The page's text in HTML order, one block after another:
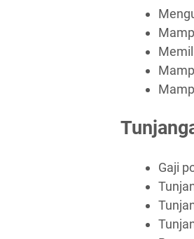
Gaji